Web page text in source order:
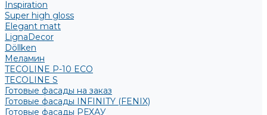
Inspiration
Super high gloss
Elegant matt
LignaDecor
Döllken
Меламин
TECOLINE P-10 ECO
TECOLINE S
Готовые фасады на заказ
Готовые фасады INFINITY (FENIX)
Готовые фасады РЕХАУ